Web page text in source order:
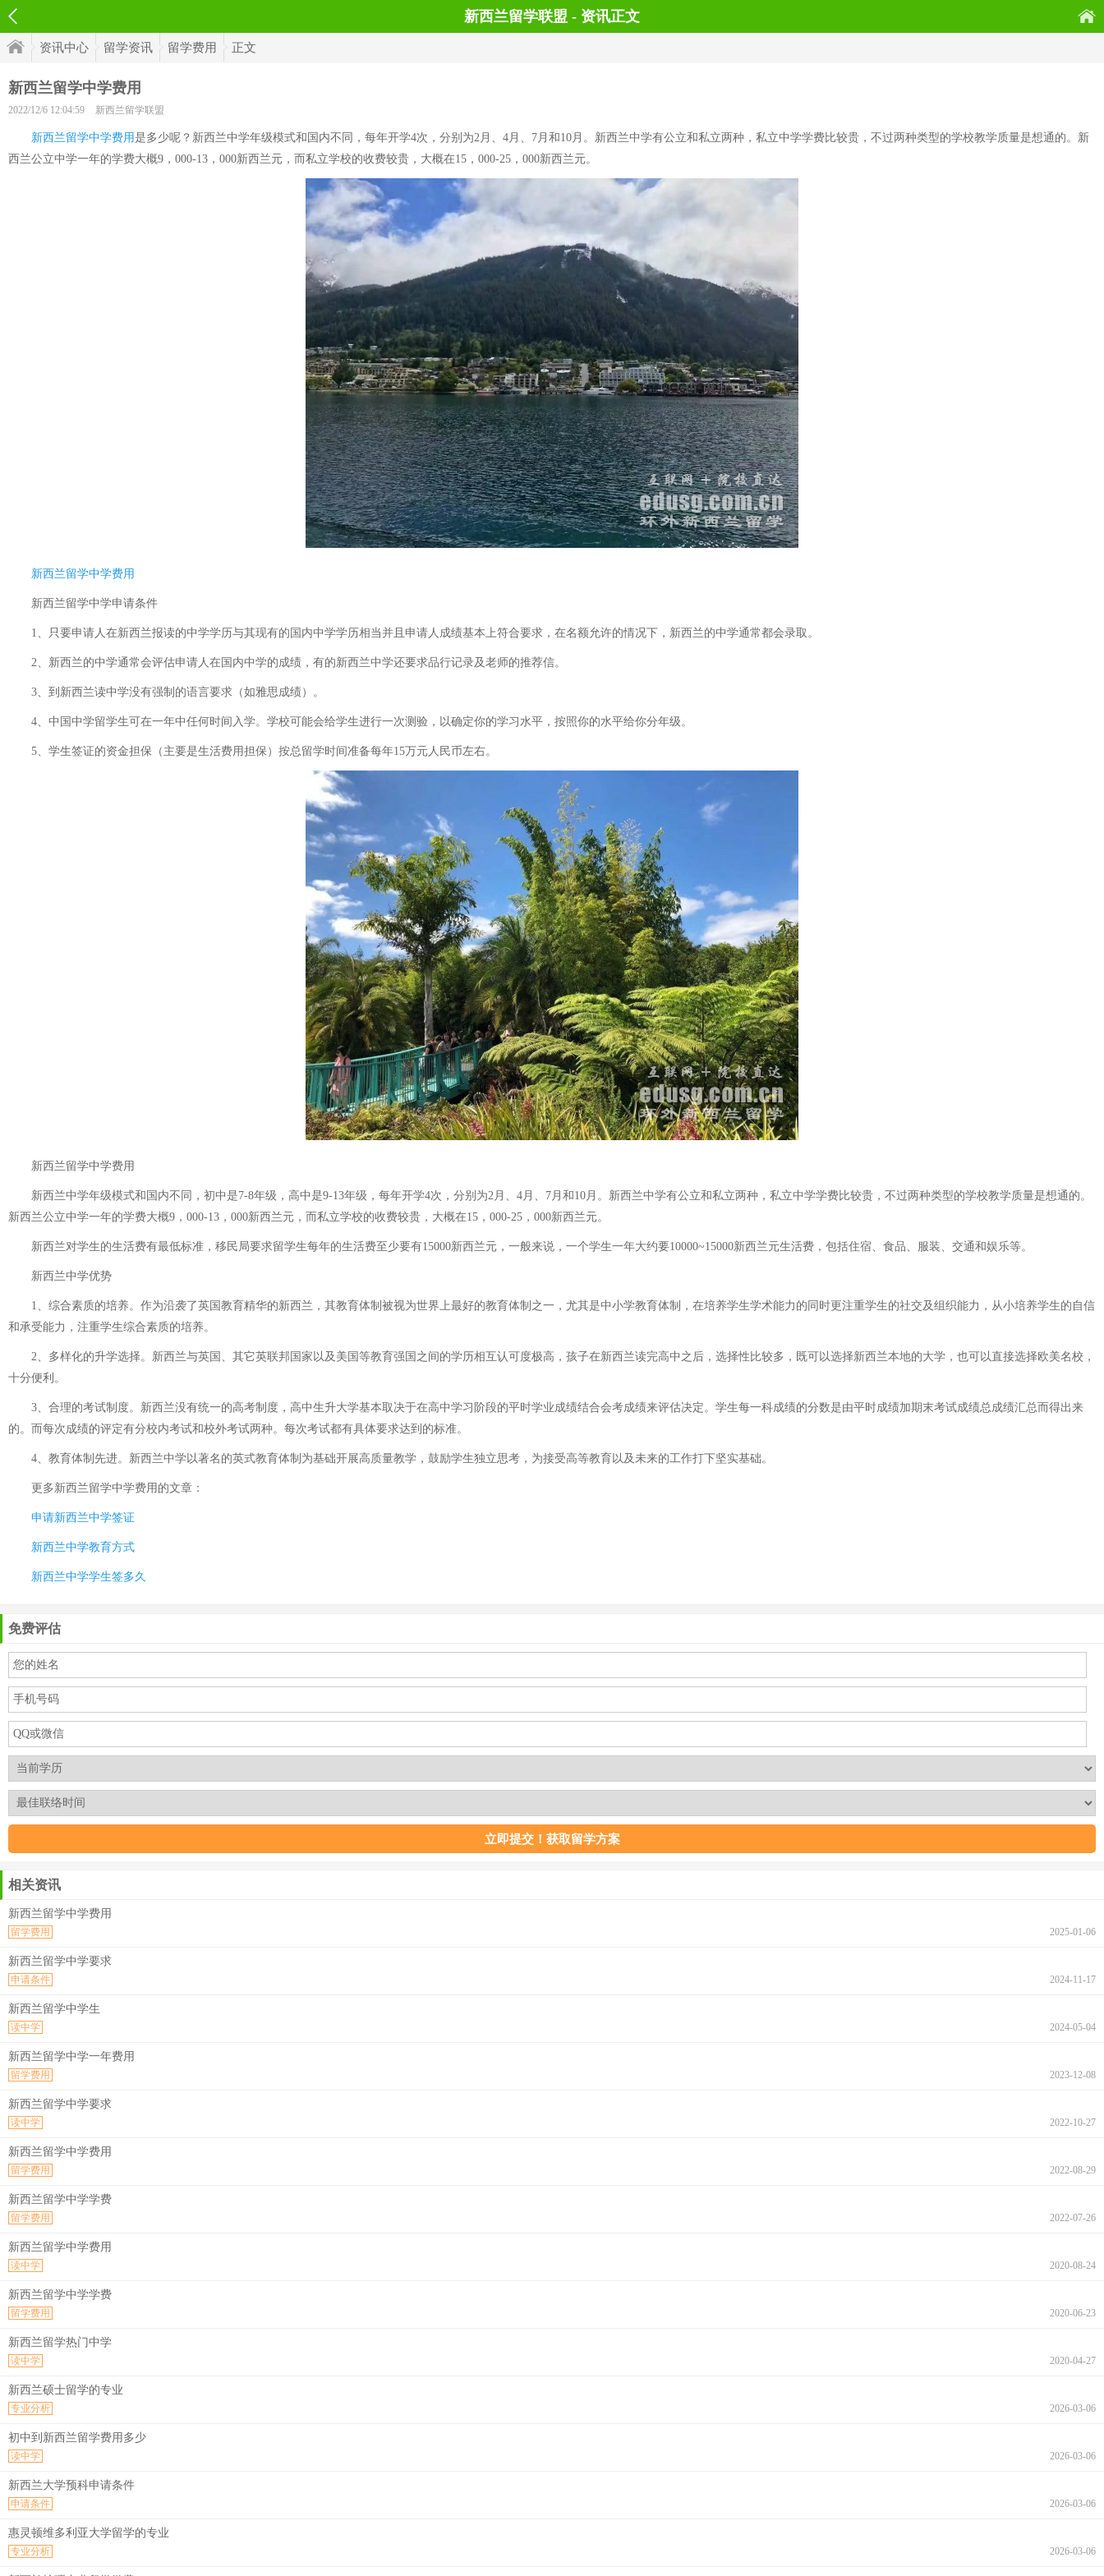
新西兰留学联盟 - 资讯正文
资讯中心 留学资讯 留学费用 正文
新西兰留学中学费用
2022/12/6 12:04:59 新西兰留学联盟
新西兰留学中学费用是多少呢？新西兰中学年级模式和国内不同，每年开学4次，分别为2月、4月、7月和10月。新西兰中学有公立和私立两种，私立中学学费比较贵，不过两种类型的学校教学质量是想通的。新
西兰公立中学一年的学费大概9，000-13，000新西兰元，而私立学校的收费较贵，大概在15，000-25，000新西兰元。
新西兰留学中学费用
新西兰留学中学申请条件
1、只要申请人在新西兰报读的中学学历与其现有的国内中学学历相当并且申请人成绩基本上符合要求，在名额允许的情况下，新西兰的中学通常都会录取。
2、新西兰的中学通常会评估申请人在国内中学的成绩，有的新西兰中学还要求品行记录及老师的推荐信。
3、到新西兰读中学没有强制的语言要求（如雅思成绩）。
4、中国中学留学生可在一年中任何时间入学。学校可能会给学生进行一次测验，以确定你的学习水平，按照你的水平给你分年级。
5、学生签证的资金担保（主要是生活费用担保）按总留学时间准备每年15万元人民币左右。
新西兰留学中学费用
新西兰中学年级模式和国内不同，初中是7-8年级，高中是9-13年级，每年开学4次，分别为2月、4月、7月和10月。新西兰中学有公立和私立两种，私立中学学费比较贵，不过两种类型的学校教学质量是想通的。
新西兰公立中学一年的学费大概9，000-13，000新西兰元，而私立学校的收费较贵，大概在15，000-25，000新西兰元。
新西兰对学生的生活费有最低标准，移民局要求留学生每年的生活费至少要有15000新西兰元，一般来说，一个学生一年大约要10000~15000新西兰元生活费，包括住宿、食品、服装、交通和娱乐等。
新西兰中学优势
1、综合素质的培养。作为沿袭了英国教育精华的新西兰，其教育体制被视为世界上最好的教育体制之一，尤其是中小学教育体制，在培养学生学术能力的同时更注重学生的社交及组织能力，从小培养学生的自信
和承受能力，注重学生综合素质的培养。
2、多样化的升学选择。新西兰与英国、其它英联邦国家以及美国等教育强国之间的学历相互认可度极高，孩子在新西兰读完高中之后，选择性比较多，既可以选择新西兰本地的大学，也可以直接选择欧美名校，
十分便利。
3、合理的考试制度。新西兰没有统一的高考制度，高中生升大学基本取决于在高中学习阶段的平时学业成绩结合会考成绩来评估决定。学生每一科成绩的分数是由平时成绩加期末考试成绩总成绩汇总而得出来
的。而每次成绩的评定有分校内考试和校外考试两种。每次考试都有具体要求达到的标准。
4、教育体制先进。新西兰中学以著名的英式教育体制为基础开展高质量教学，鼓励学生独立思考，为接受高等教育以及未来的工作打下坚实基础。
更多新西兰留学中学费用 的文章：
申请新西兰中学签证
新西兰中学教育方式
新西兰中学学生签多久
免费评估
相关资讯
新西兰留学中学费用
2025-01-06
留学费用
新西兰留学中学要求
2024-11-17
申请条件
新西兰留学中学生
2024-05-04
读中学
新西兰留学中学一年费用
2023-12-08
留学费用
新西兰留学中学要求
2022-10-27
读中学
新西兰留学中学费用
2022-08-29
留学费用
新西兰留学中学学费
2022-07-26
留学费用
新西兰留学中学费用
2020-08-24
读中学
新西兰留学中学学费
2020-06-23
留学费用
新西兰留学热门中学
2020-04-27
读中学
新西兰硕士留学的专业
2026-03-06
专业分析
初中到新西兰留学费用多少
2026-03-06
读中学
新西兰大学预科申请条件
2026-03-06
申请条件
惠灵顿维多利亚大学留学的专业
2026-03-06
专业分析